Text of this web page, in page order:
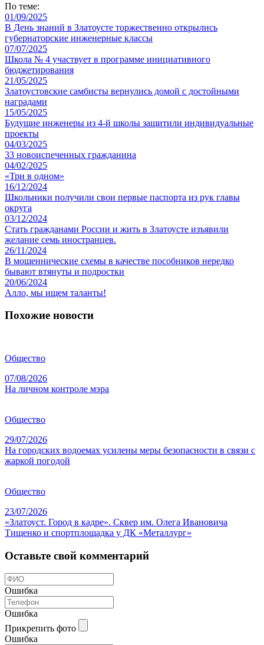
По теме:
01/09/2025
В День знаний в Златоусте торжественно открылись
губернаторские инженерные классы
07/07/2025
Школа № 4 участвует в программе инициативного
бюджетирования
21/05/2025
Златоустовские самбисты вернулись домой с достойными
наградами
15/05/2025
Будущие инженеры из 4-й школы защитили индивидуальные
проекты
04/03/2025
33 новоиспеченных гражданина
04/02/2025
«Три в одном»
16/12/2024
Школьники получили свои первые паспорта из рук главы
округа
03/12/2024
Стать гражданами России и жить в Златоусте изъявили
желание семь иностранцев.
26/11/2024
В мошеннические схемы в качестве пособников нередко
бывают втянуты и подростки
20/06/2024
Алло, мы ищем таланты!
Похожие новости
Общество
07/08/2026
На личном контроле мэра
Общество
29/07/2026
На городских водоемах усилены меры безопасности в связи с
жаркой погодой
Общество
23/07/2026
«Златоуст. Город в кадре». Сквер им. Олега Ивановича
Тищенко и спортплощадка у ДК «Металлург»
Оставьте свой комментарий
Ошибка
Ошибка
Прикрепить фото
Ошибка